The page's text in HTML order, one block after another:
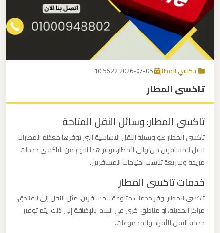
اتصل بنا
EN
تاكسي المطار
تاكسى المطار
تاكسى المطار: وسائل النقل المتاحة
تاكسى المطار هو وسيلة النقل الأساسية التي توفرها معظم المطارات
لنقل المسافرين من وإلى المطار. يوفر هذا النوع من التاكسي خدمات
مريحة وسريعة تناسب احتياجات المسافرين.
خدمات تاكسى المطار
تاكسى المطار يوفر خدمات متنوعة للمسافرين، مثل النقل إلى الفنادق،
مراكز المدينة، أو مناطق أخرى في البلاد. بالإضافة إلى ذلك، يتم توفير
خدمة النقل للأفراد والمجموعات.
برج
العرب
القاهرة
مكاتب
ليموزين
الاسكندرية
مطار
القاهرة
ليموزين
ليموزين
نويبع